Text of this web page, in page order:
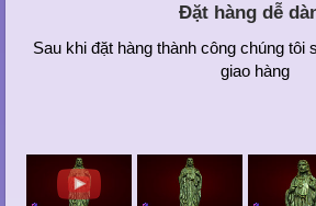
Đặt hàng dễ
Sau khi đặt hàng thành công chúng tôi
giao hàng